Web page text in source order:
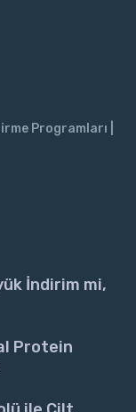
Programları |
İndirim mi,
Protein